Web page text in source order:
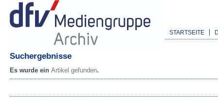
STARTSEITE
Suchergebnisse
Es wurde ein Artikel gefunden.